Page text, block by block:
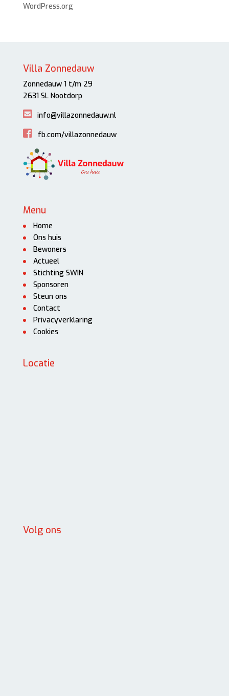
WordPress.org
Villa Zonnedauw
Zonnedauw 1 t/m 29
2631 SL Nootdorp
info@villazonnedauw.nl
fb.com/villazonnedauw
Menu
Home
Ons huis
Bewoners
Actueel
Stichting SWIN
Sponsoren
Steun ons
Contact
Privacyverklaring
Cookies
Locatie
Volg ons